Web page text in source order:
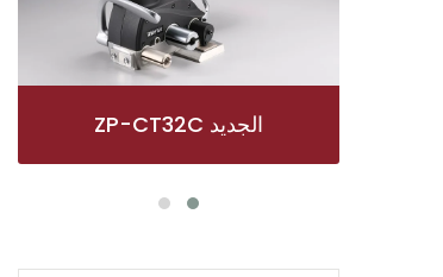
ZP97A